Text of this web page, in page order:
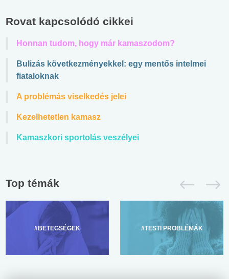
Rovat kapcsolódó cikkei
Honnan tudom, hogy már kamaszodom?
Bulizás következményekkel: egy mentős intelmei
fiataloknak
A problémás viselkedés jelei
Kezelhetetlen kamasz
Kamaszkori sportolás veszélyei
Top témák
#BETEGSÉGEK #TESTI PROBLÉMÁK